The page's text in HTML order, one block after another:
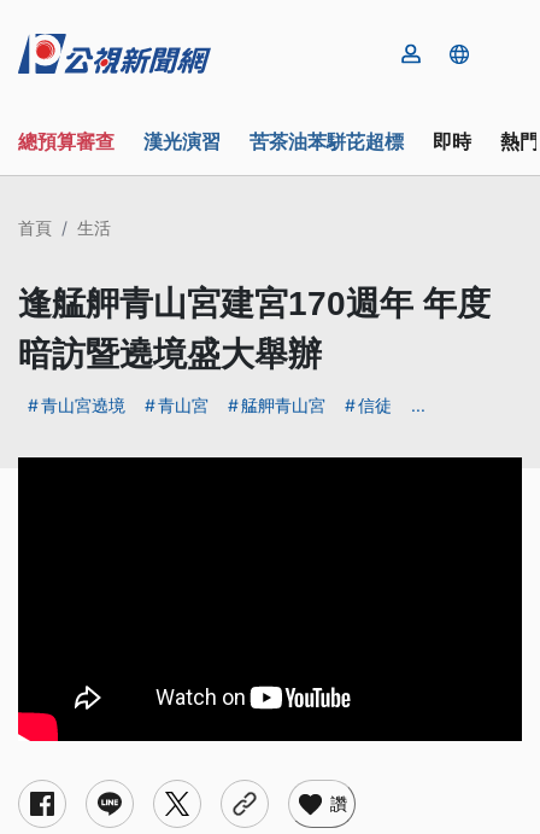
總預算審查 漢光演習 苦茶油苯駢芘超標 即時 熱
首頁 生活
逢艋舺青山宮建宮170週年 年度
暗訪暨遶境盛大舉辦
青山宮遶境 青山宮 艋舺青山宮 信徒 ...
讚